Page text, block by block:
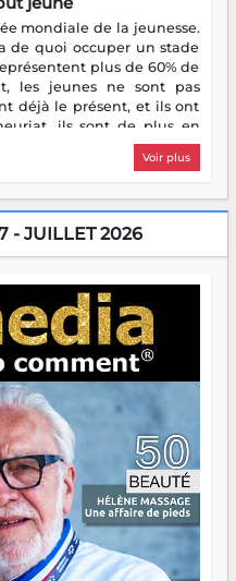
mondiale de la jeunesse.
de quoi occuper un stade
plus de 60% de
les jeunes ne sont pas
déjà le présent, et ils ont
ils sont de plus en
créer, à risquer — souvent
mais toujours avec cette
les nouvelles sont
vient de décrocher le
Miangaly Elia rafle le Prix
Alors oui, on pourrait
chez soi satisfait. Mais ce
essentielle. La fougue, ça
vite. Une flamme sans
peut consumer. C'est
— pas pour reprendre le
sont les récifs. Les jeunes
comme on dit. Ce
— c'est une question
mais aussi vos échecs.
ils enseignent mieux que
la barque avance.
le monde rame dans le
Voir plus
- JUILLET 2026